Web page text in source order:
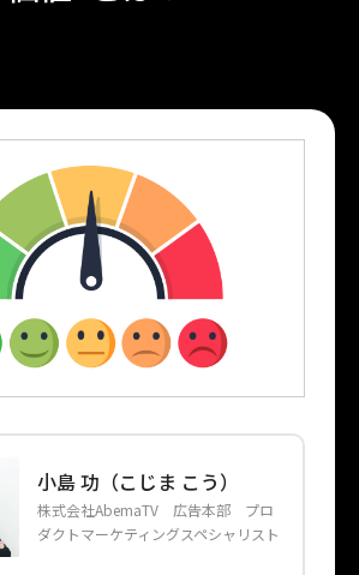
小島 功（こじま こう）
株式会社AbemaTV 広告本部 プロ
ダクトマーケティングスペシャリスト